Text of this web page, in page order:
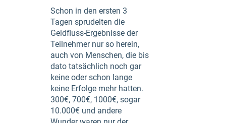
Schon in den ersten 3
Tagen sprudelten die
Geldfluss-Ergebnisse der
Teilnehmer nur so herein,
auch von Menschen, die bis
dato tatsächlich noch gar
keine oder schon lange
keine Erfolge mehr hatten.
300€, 700€, 1000€, sogar
10.000€ und andere